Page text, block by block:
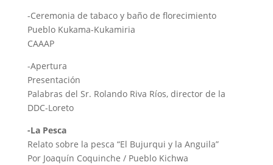
-Ceremonia de tabaco y baño de florecimiento
Pueblo Kukama-Kukamiria
CAAAP
-Apertura
Presentación
Palabras del Sr. Rolando Riva Ríos, director de la
DDC-Loreto
-La Pesca
Relato sobre la pesca “El Bujurqui y la Anguila”
Por Joaquín Coquinche / Pueblo Kichwa